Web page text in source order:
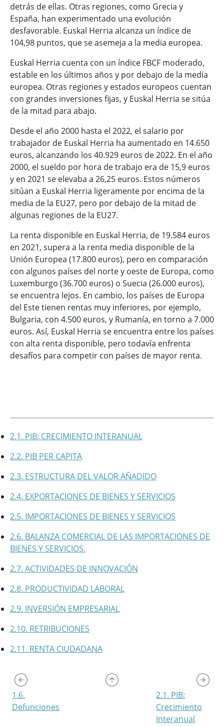
detrás de ellas. Otras regiones, como Grecia y
España, han experimentado una evolución
desfavorable. Euskal Herria alcanza un índice de
104,98 puntos, que se asemeja a la media europea.
Euskal Herria cuenta con un índice FBCF moderado,
estable en los últimos años y por debajo de la media
europea. Otras regiones y estados europeos cuentan
con grandes inversiones fijas, y Euskal Herria se sitúa
de la mitad para abajo.
Desde el año 2000 hasta el 2022, el salario por
trabajador de Euskal Herria ha aumentado en 14.650
euros, alcanzando los 40.929 euros de 2022. En el año
2000, el sueldo por hora de trabajo era de 15,9 euros
y en 2021 se elevaba a 26,25 euros. Estos números
sitúan a Euskal Herria ligeramente por encima de la
media de la EU27, pero por debajo de la mitad de
algunas regiones de la EU27.
La renta disponible en Euskal Herria, de 19.584 euros
en 2021, supera a la renta media disponible de la
Unión Europea (17.800 euros), pero en comparación
con algunos países del norte y oeste de Europa, como
Luxemburgo (36.700 euros) o Suecia (26.000 euros),
se encuentra lejos. En cambio, los países de Europa
del Este tienen rentas muy inferiores, por ejemplo,
Bulgaria, con 4.500 euros, y Rumanía, en torno a 7.000
euros. Así, Euskal Herria se encuentra entre los países
con alta renta disponible, pero todavía enfrenta
desafíos para competir con países de mayor renta.
2.1. PIB: CRECIMIENTO INTERANUAL
2.2. PIB PER CAPITA
2.3. ESTRUCTURA DEL VALOR AÑADIDO
2.4. EXPORTACIONES DE BIENES Y SERVICIOS
2.5. IMPORTACIONES DE BIENES Y SERVICIOS
2.6. BALANZA COMERCIAL DE LAS IMPORTACIONES DE
BIENES Y SERVICIOS.
2.7. ACTIVIDADES DE INNOVACIÓN
2.8. PRODUCTIVIDAD LABORAL
2.9. INVERSIÓN EMPRESARIAL
2.10. RETRIBUCIONES
2.11. RENTA CIUDADANA
1.6.
Defunciones
2.1. PIB:
Crecimiento
Interanual